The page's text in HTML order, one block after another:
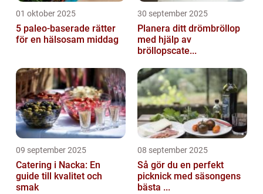
01 oktober 2025
5 paleo-baserade rätter
för en hälsosam middag
30 september 2025
Planera ditt drömbröllop
med hjälp av
bröllopscate...
09 september 2025
Catering i Nacka: En
guide till kvalitet och
smak
08 september 2025
Så gör du en perfekt
picknick med säsongens
bästa ...